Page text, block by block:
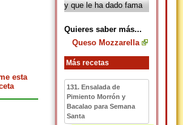
y que le ha dado fama
que es el ingrediente
principal de las pizzas,
fresco como seco y se
antes de ser horneada,
además que se utiliza
también como adorno
en ensaladas cuando
Quieres saber más...
Queso Mozzarella
Más recetas
131. Ensalada de
Pimiento Morrón y
Bacalao para Semana
Santa
esta